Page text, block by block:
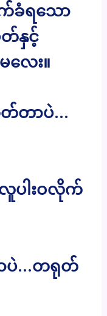
ခံရသော
တ်နှင့်
ေး။
တာပဲ…
ပါးဝလိုက်
ာပဲ…တရုတ်